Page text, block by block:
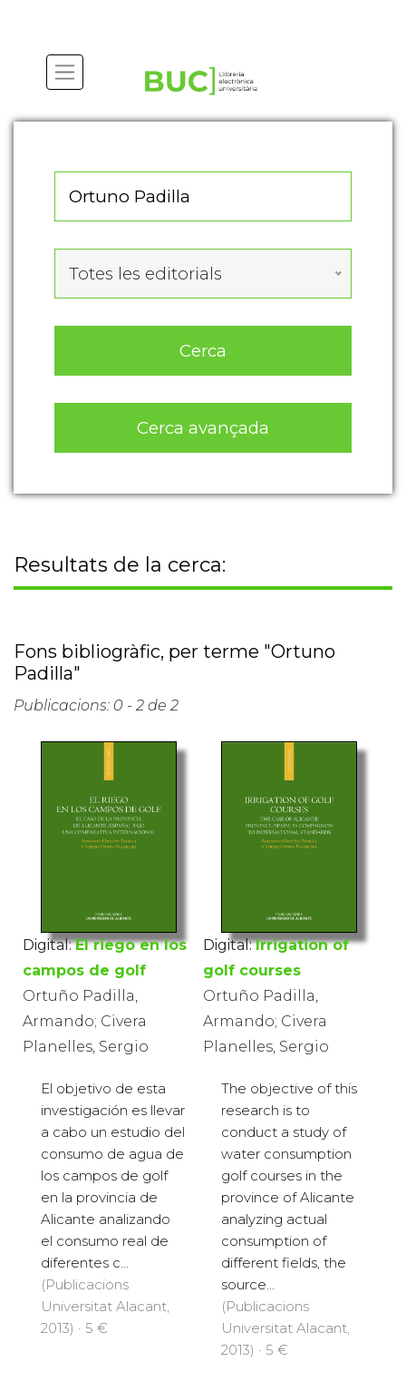
Totes les editorials
Cerca
Cerca avançada
Resultats de la cerca:
Fons bibliogràfic, per terme "Ortuno
Padilla"
Publicacions: 0 - 2 de 2
Digital: El riego en los
campos de golf
Ortuño Padilla,
Armando; Civera
Planelles, Sergio
El objetivo de esta
investigación es llevar
a cabo un estudio del
consumo de agua de
los campos de golf
en la provincia de
Alicante analizando
el consumo real de
diferentes c...
(Publicacions
Universitat Alacant,
2013) · 5 €
Digital: Irrigation of
golf courses
Ortuño Padilla,
Armando; Civera
Planelles, Sergio
The objective of this
research is to
conduct a study of
water consumption
golf courses in the
province of Alicante
analyzing actual
consumption of
different fields, the
source...
(Publicacions
Universitat Alacant,
2013) · 5 €